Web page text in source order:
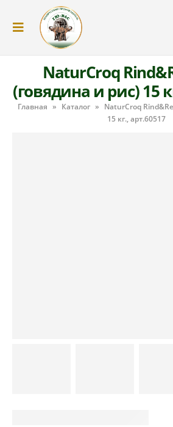
NaturCroq
(говядина и рис) 15
Главная » Каталог » NaturCroq
15 кг., арт.60517